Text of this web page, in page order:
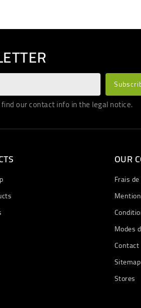
our contact info in the legal notice.
OUR
Frais
Modes
Contact
Sitemap
Stores